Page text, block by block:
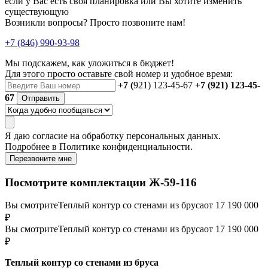
существующую
Возникли вопросы? Просто позвоните нам!
+7 (846) 990-93-98
Мы подскажем, как уложиться в бюджет!
Для этого просто оставьте свой номер и удобное время:
+7 (921) 123-45-67 +7 (921) 123-45-
67
Отправить
Я даю согласие на обработку персональных данных.
Подробнее в Политике конфиденциальности.
Перезвоните мне
Посмотрите комплектации Ж-59-116
Вы смотритеТеплый контур со стенами из брусаот 17 190 000
₽
Вы смотритеТеплый контур со стенами из брусаот 17 190 000
₽
Теплый контур со стенами из бруса